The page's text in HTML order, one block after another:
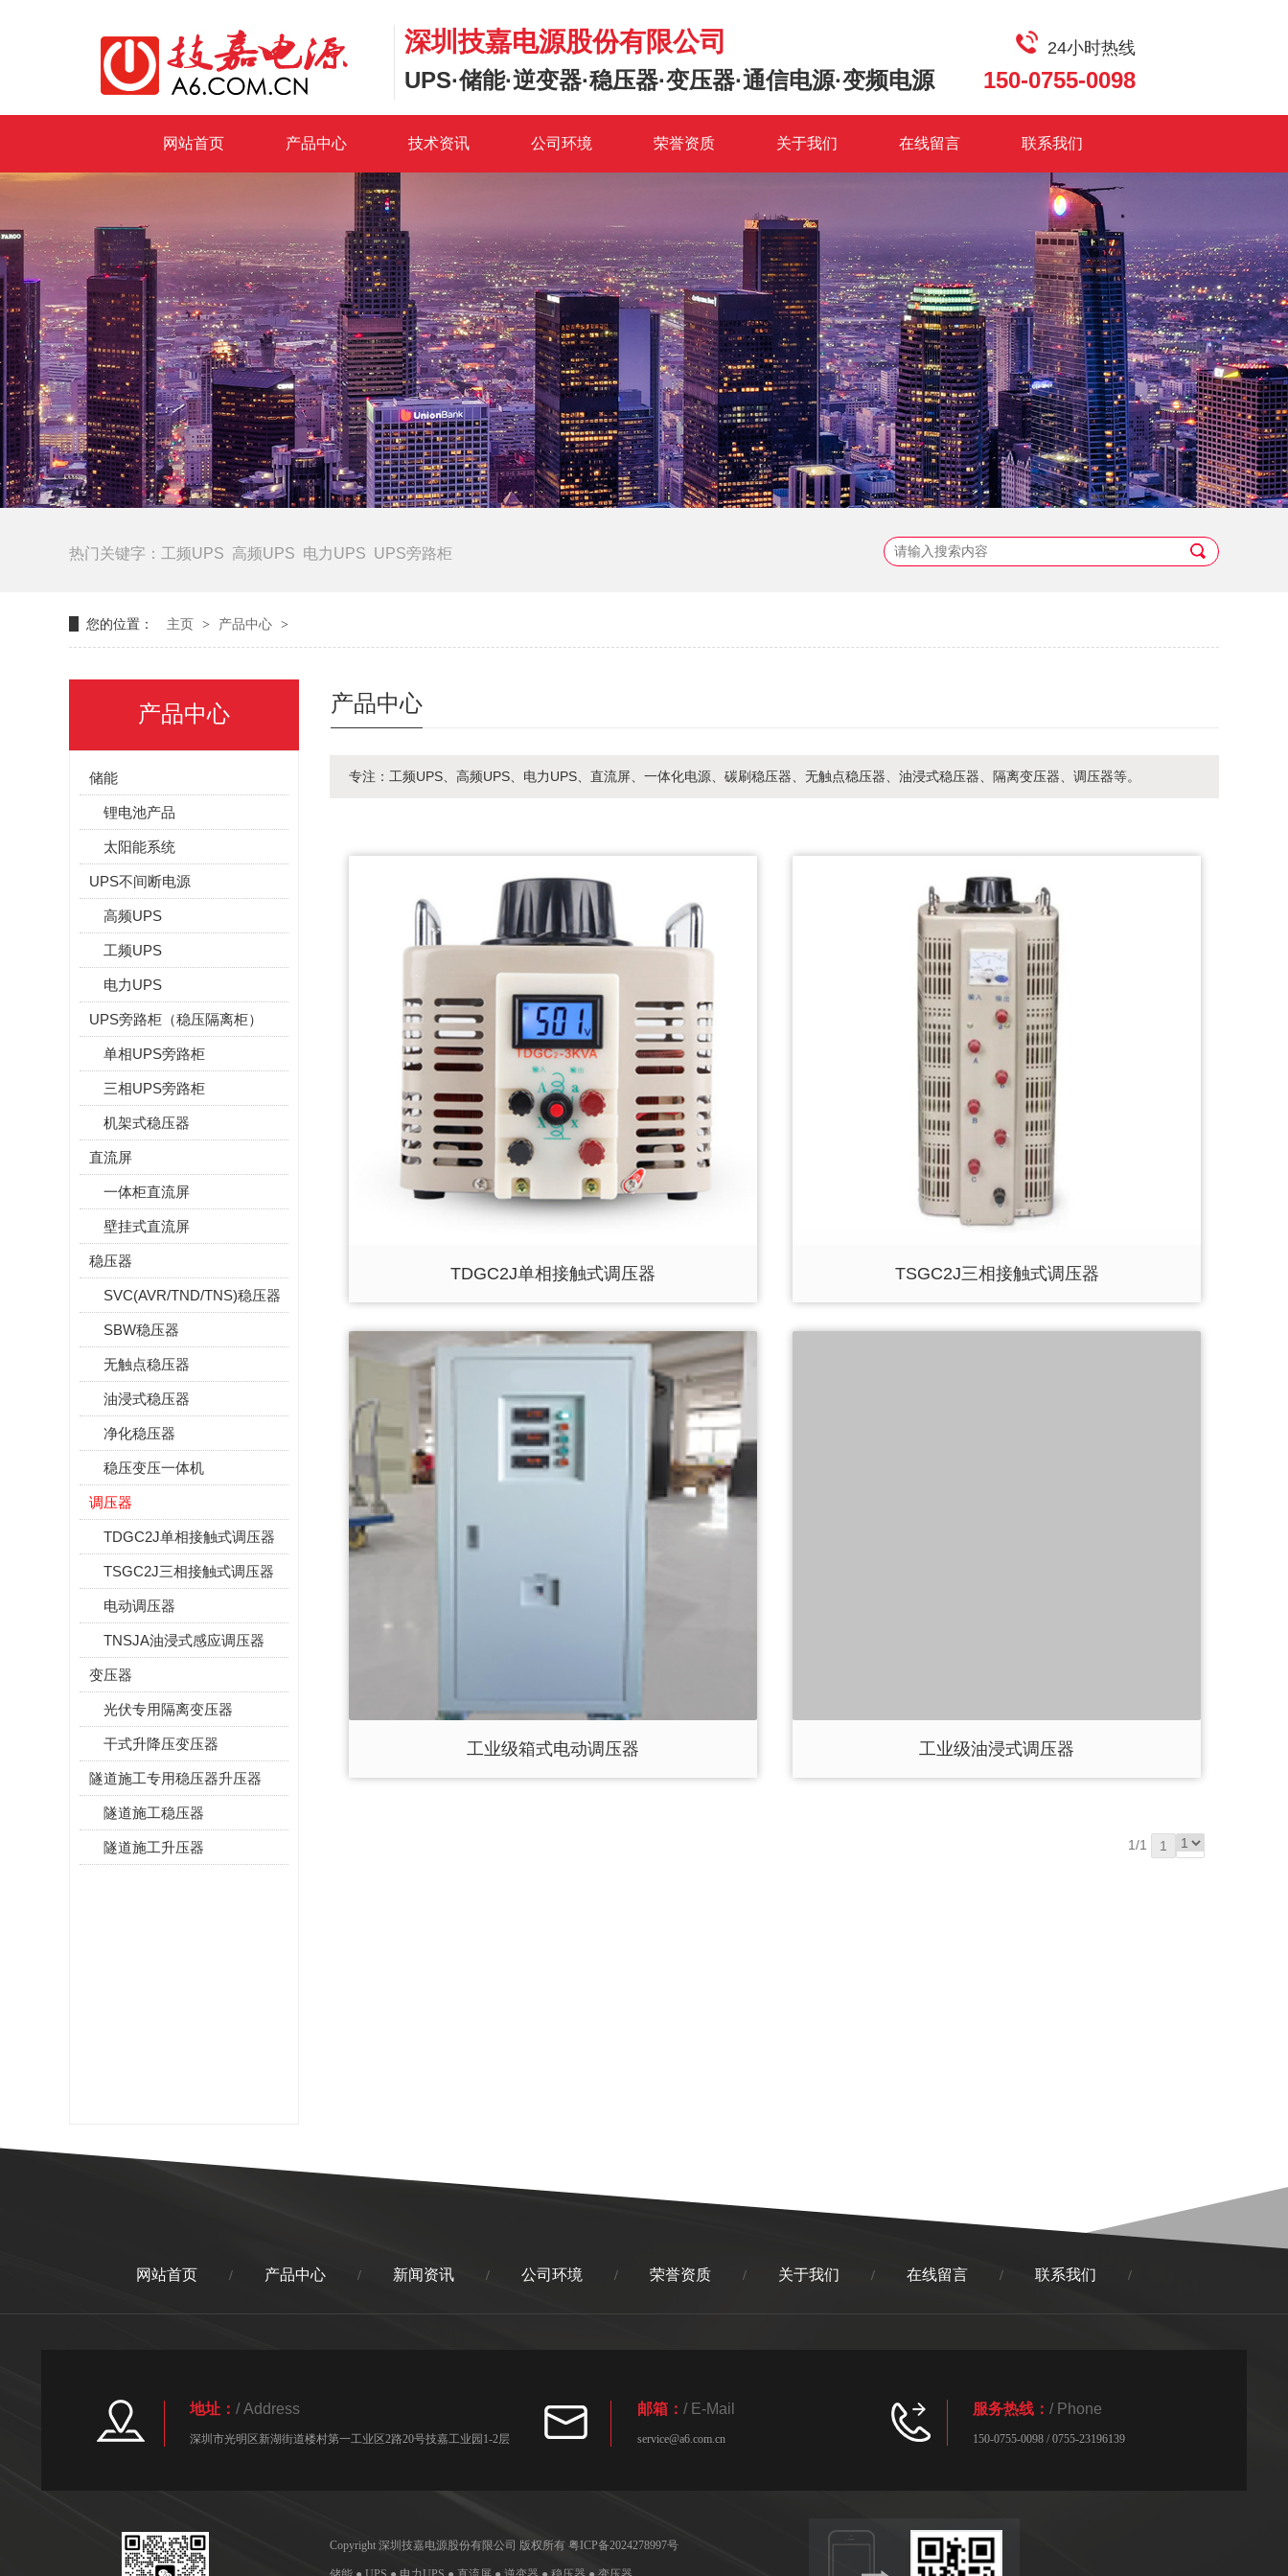
深圳技嘉电源股份有限公司 24小时热线
UPS·储能·逆变器·稳压器·变压器·通信电源·变频电源 150-0755-0098
网站首页 产品中心 技术资讯 公司环境 荣誉资质 关于我们 在线留言 联系我们
热门关键字： 工频UPS 高频UPS 电力UPS UPS旁路柜
您的位置： 主页 > 产品中心 >
产品中心 产品中心
储能
锂电池产品
太阳能系统
UPS不间断电源
高频UPS
工频UPS
电力UPS
UPS旁路柜（稳压隔离柜）
单相UPS旁路柜
三相UPS旁路柜
机架式稳压器
直流屏
一体柜直流屏
壁挂式直流屏
稳压器
SVC(AVR/TND/TNS)稳压器
SBW稳压器
无触点稳压器
油浸式稳压器
净化稳压器
稳压变压一体机
调压器
TDGC2J单相接触式调压器
TSGC2J三相接触式调压器
电动调压器
TNSJA油浸式感应调压器
变压器
光伏专用隔离变压器
干式升降压变压器
隧道施工专用稳压器升压器
隧道施工稳压器
隧道施工升压器
专注：工频UPS、高频UPS、电力UPS、直流屏、一体化电源、碳刷稳压器、无触点稳压器、油浸式稳压器、隔离变压器、调压器等。
TDGC2J单相接触式调压器 TSGC2J三相接触式调压器
工业级箱式电动调压器 工业级油浸式调压器
1/1 1
网站首页 / 产品中心 / 新闻资讯 / 公司环境 / 荣誉资质 / 关于我们 / 在线留言 / 联系我们 /
地址： / Address
深圳市光明区新湖街道楼村第一工业区2路20号技嘉工业园1-2层
邮箱： / E-Mail
service@a6.com.cn
服务热线： / Phone
150-0755-0098 / 0755-23196139
Copyright 深圳技嘉电源股份有限公司 版权所有 粤ICP备2024278997号